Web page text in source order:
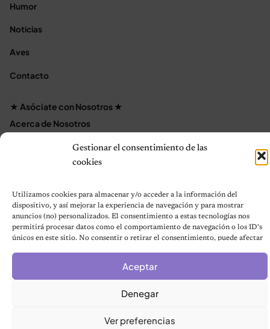
Gestionar el consentimiento de las
cookies
Utilizamos cookies para almacenar y/o acceder a la información del
dispositivo, y así mejorar la experiencia de navegación y para mostrar
anuncios (no) personalizados. El consentimiento a estas tecnologías nos
permitirá procesar datos como el comportamiento de navegación o los ID's
únicos en este sitio. No consentir o retirar el consentimiento, puede afectar
Aceptar
Denegar
Ver preferencias
Humor
Noticias
Aves
Contacto
★ Asóciate con Nosotros ★
Acerca de Nosotros
Política de Privacidad
Mapa del sitio
Contáctanos
Terms and Conditions
© 2026 Notas de Mascotas